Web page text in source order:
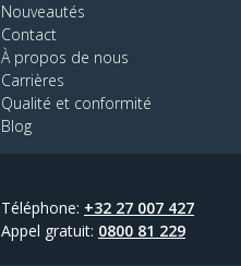
Nouveautés
Contact
À propos de nous
Carrières
Qualité et conformité
Blog
Téléphone: +32 27 007 427
Appel gratuit: 0800 81 229